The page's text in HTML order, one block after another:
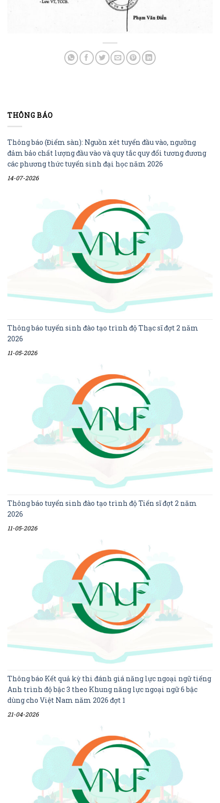
THÔNG BÁO
Thông báo (Điểm sàn): Nguồn xét tuyển đầu vào, ngưỡng
đảm bảo chất lượng đầu vào và quy tắc quy đổi tương đương
các phương thức tuyển sinh đại học năm 2026
14-07-2026
Thông báo tuyển sinh đào tạo trình độ Thạc sĩ đợt 2 năm
2026
11-05-2026
Thông báo tuyển sinh đào tạo trình độ Tiến sĩ đợt 2 năm
2026
11-05-2026
Thông báo Kết quả kỳ thi đánh giá năng lực ngoại ngữ tiếng
Anh trình độ bậc 3 theo Khung năng lực ngoại ngữ 6 bậc
dùng cho Việt Nam năm 2026 đợt 1
21-04-2026